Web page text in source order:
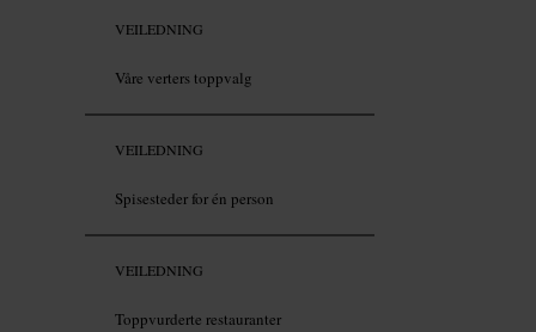
VEILEDNING
Våre verters toppvalg
VEILEDNING
Spisesteder for én person
VEILEDNING
Toppvurderte restauranter